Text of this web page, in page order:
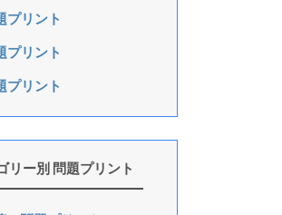
プリント
プリント
プリント
リー別 問題プリント